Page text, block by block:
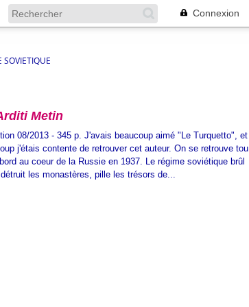
Connexion
SOVIETIQUE
Metin
08/2013 - 345 p. J'avais beaucoup aimé "Le Turquetto", et
j'étais contente de retrouver cet auteur. On se retrouve tou
au coeur de la Russie en 1937. Le régime soviétique brûl
les monastères, pille les trésors de...